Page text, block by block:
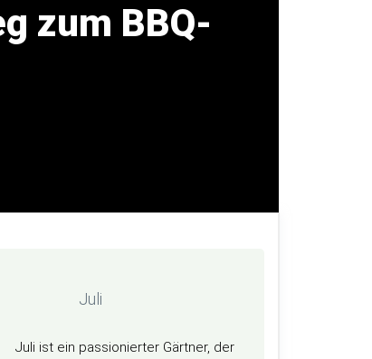
zum BBQ-
Juli
Juli ist ein passionierter Gärtner, der